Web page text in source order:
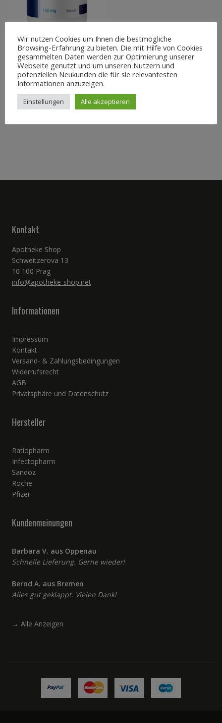
Viagra proffesional 100mg 14
Pillen
59,99€
In den Warenkorb
Kontakt
Apotheke Shop
Schweitzerova 13
10 100 Prag
info@apotheke-shop.net
Informationen
Impressum
Kontakt
Versand- & Zahlungsbedingungen
Widerrufsrecht
AGB
Privatsphäre und Datenschutz
Hersteller
Ratiopharm
Infectopharm
Sandoz
Roche
Pfizer
Kundenmeinungen
Barbara V. aus Oppenau
Schnelle Lieferung. Gerne wieder!
Bernd A. aus Bremen
Alles gut geklappt. Vielen Dank!
→ Alle Anzeigen
Wir nutzen Cookies um Ihnen die bestmögliche
Browsing-Erfahrung zu bieten. Die mit Hilfe von Cookies
gesammelten Daten werden zur Optimierung unserer
Webseite genutzt und um unseren Nutzern und
potenziellen Neukunden die für sie relevantesten
Informationen anzuzeigen.
Einstellungen Alle akzeptieren